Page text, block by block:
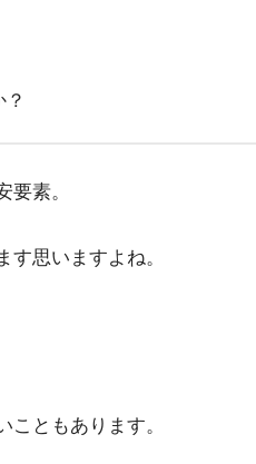
素。
思いますよね。
ともあります。